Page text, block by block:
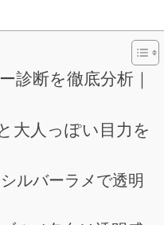
診断を徹底分析｜
大人っぽい目力を
ルバーラメで透明